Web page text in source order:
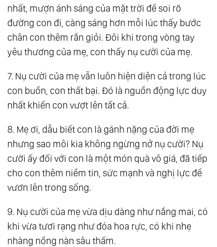
nhất, mượn ánh sáng của mặt trời để soi rõ
đường con đi, càng sáng hơn mỗi lúc thấy bước
chân con thêm rắn giỏi. Đôi khi trong vòng tay
yêu thương của mẹ, con thấy nụ cười của mẹ.
7. Nụ cười của mẹ vẫn luôn hiện diện cả trong lúc
con buồn, con thất bại. Đó là nguồn động lực duy
nhất khiến con vượt lên tất cả.
8. Mẹ ơi, dẫu biết con là gánh nặng của đời mẹ
nhưng sao môi kia không ngừng nở nụ cười? Nụ
cười ấy đối với con là một món quà vô giá, đã tiếp
cho con thêm niềm tin, sức mạnh và nghị lực để
vươn lên trong sống.
9. Nụ cười của mẹ vừa dịu dàng như nắng mai, có
khi vừa tươi rạng như đóa hoa rực, có khi nhẹ
nhàng nồng nàn sâu thấm.